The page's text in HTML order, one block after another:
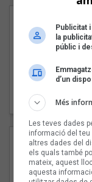
Pep
Publicitat
la
públic i
d’un
Més
Les teves dades
informació del
altres dades del
els quals també
mateix, aquest
aquesta